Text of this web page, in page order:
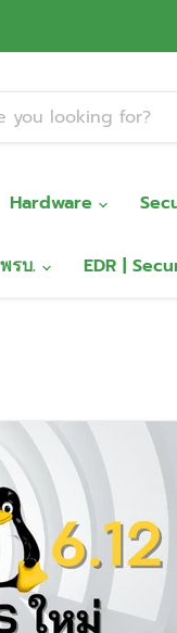
Hardware
รบ. EDR |